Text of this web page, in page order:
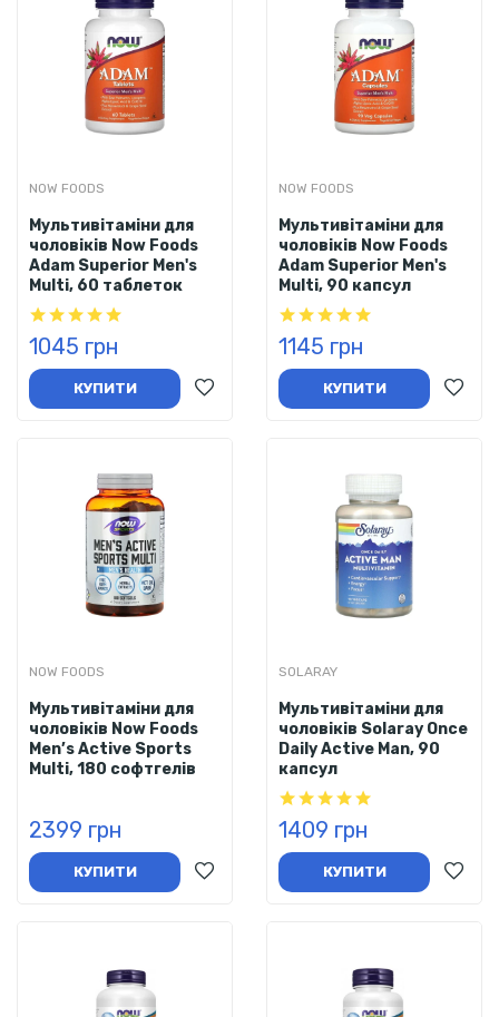
NOW FOODS
Мультивітаміни для
чоловіків Now Foods
Adam Superior Men's
Multi, 60 таблеток
1045 грн
КУПИТИ
NOW FOODS
Мультивітаміни для
чоловіків Now Foods
Adam Superior Men's
Multi, 90 капсул
1145 грн
КУПИТИ
NOW FOODS
Мультивітаміни для
чоловіків Now Foods
Men’s Active Sports
Multi, 180 софтгелів
2399 грн
КУПИТИ
SOLARAY
Мультивітаміни для
чоловіків Solaray Once
Daily Active Man, 90
капсул
1409 грн
КУПИТИ